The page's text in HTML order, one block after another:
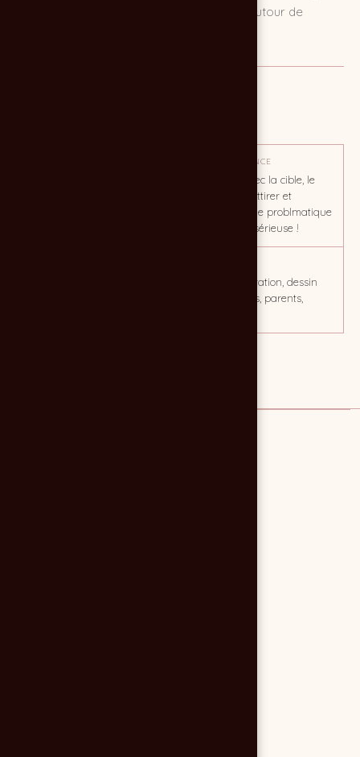
entre parents, enfants & professionnels autour de
TON / AMBIANCE
En accord avec la cible, le
dessin peut attirer et
réchauffer une problmatique
souvent très sérieuse !
pop art, illustration, dessin
vectoriel, ados, parents,